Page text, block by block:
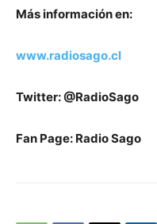
Más información en:
www.radiosago.cl
Twitter: @RadioSago
Fan Page: Radio Sago